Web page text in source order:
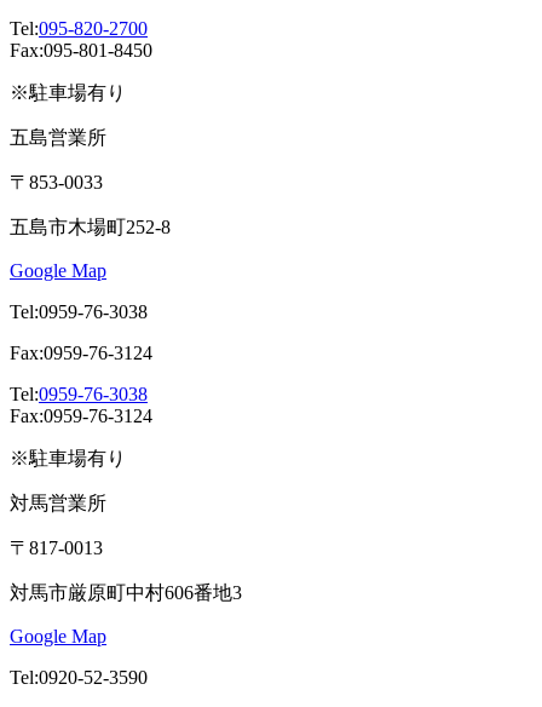
Tel:095-820-2700
Fax:095-801-8450
※駐車場有り
五島営業所
〒853-0033
五島市木場町252-8
Google Map
Tel:0959-76-3038
Fax:0959-76-3124
Tel:0959-76-3038
Fax:0959-76-3124
※駐車場有り
対馬営業所
〒817-0013
対馬市厳原町中村606番地3
Google Map
Tel:0920-52-3590